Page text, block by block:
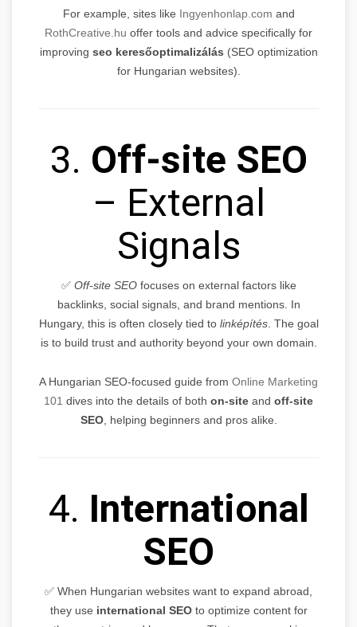
For example, sites like Ingyenhonlap.com and
RothCreative.hu offer tools and advice specifically for
improving seo keresőoptimalizálás (SEO optimization
for Hungarian websites).
3. Off-site SEO
– External
Signals
✅ Off-site SEOfocuses on external factors like
backlinks, social signals, and brand mentions. In
Hungary, this is often closely tied to linképítés. The goal
is to build trust and authority beyond your own domain.
A Hungarian SEO-focused guide from Online Marketing
101 dives into the details of both on-site and off-site
SEO, helping beginners and pros alike.
4. International
SEO
✅ When Hungarian websites want to expand abroad,
they use international SEOto optimize content for